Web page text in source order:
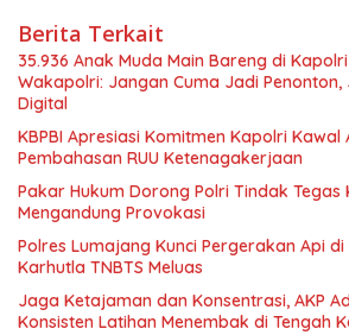
Berita Terkait
35.936 Anak Muda Main Bareng di
Wakapolri: Jangan Cuma Jadi Penonton,
Digital
KBPBI Apresiasi Komitmen Kapolri Kawal
Pembahasan RUU Ketenagakerjaan
Pakar Hukum Dorong Polri Tindak Tegas
Mengandung Provokasi
Polres Lumajang Kunci Pergerakan Api
Karhutla TNBTS Meluas
Jaga Ketajaman dan Konsentrasi, AKP
Konsisten Latihan Menembak di Tengah